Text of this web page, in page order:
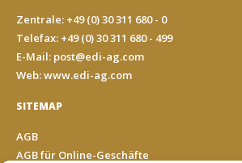
Zentrale: +49 (0) 30 311 680 - 0
Telefax: +49 (0) 30 311 680 - 499
E-Mail: post@edi-ag.com
Web: www.edi-ag.com
SITEMAP
AGB
AGB für Online-Geschäfte